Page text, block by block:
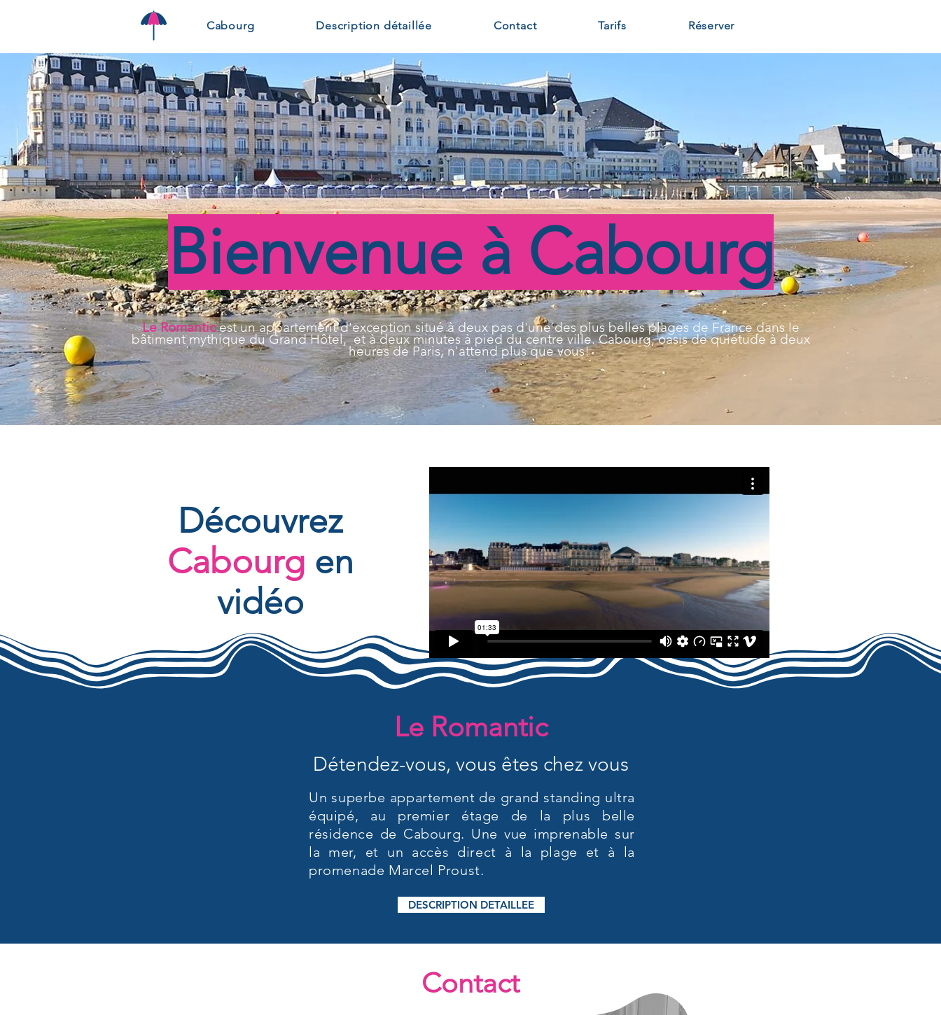
Cabourg Description détaillée Contact Tarifs Réserver
Bienvenue à Cabourg
Le Romanticest un appartement d'exception situé à deux pas d'une des plus belles plages de France dans le
bâtiment mythique du Grand Hôtel, et à deux minutes à pied du centre ville.Cabourg, oasis de quiétude à deux
heures de Paris, n'attend plus que vous!
Découvrez
Cabourg en
vidéo
Le Romantic
Détendez-vous, vous êtes chez vous
Un superbe appartement de grand standing ultra
équipé, au premier étage de la plus belle
résidence de Cabourg. Une vue imprenable sur
la mer, et un accès direct à la plage et à la
promenade Marcel Proust.
DESCRIPTION DETAILLEE
Contact